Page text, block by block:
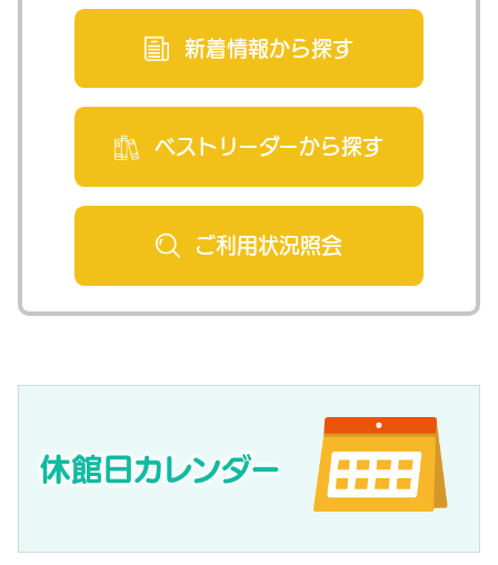
新着情報から探す
ベストリーダーから探す
ご利用状況照会